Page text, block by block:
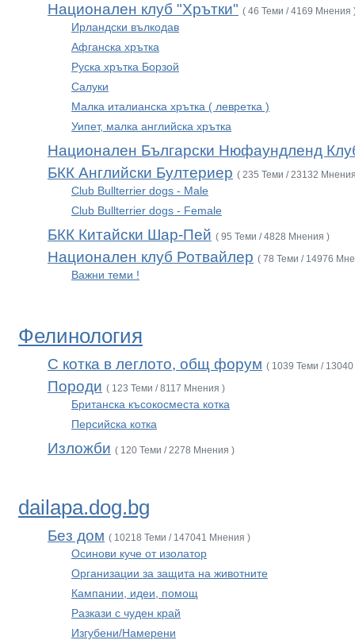
Национален клуб "Хрътки" ( 46 Теми / 4169 Мнения
Ирландски вълкодав
Афганска хрътка
Руска хрътка Борзой
Салуки
Малка италианска хрътка ( левретка )
Уипет, малка английска хрътка
Национален Български Нюфаундленд
БКК Английски Бултериер ( 235 Теми / 23132
Club Bullterrier dogs - Male
Club Bullterrier dogs - Female
БКК Китайски Шар-Пей ( 95 Теми / 4828 Мнения )
Национален клуб Ротвайлер ( 78 Теми / 14976
Важни теми !
Фелинология
С котка в леглото, общ форум ( 1039 Теми /
Породи ( 123 Теми / 8117 Мнения )
Британска късокосместа котка
Персийска котка
Изложби ( 120 Теми / 2278 Мнения )
dailapa.dog.bg
Без дом ( 10218 Теми / 147041 Мнения )
Осинови куче от изолатор
Организации за защита на животните
Кампании, идеи, помощ
Разкази с чуден край
Изгубени/Намерени